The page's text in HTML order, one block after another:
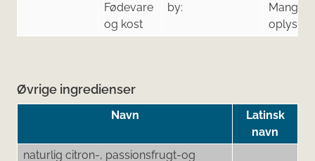
Fødevare
og kost
by:
Mangler
Øvrige ingredienser
Navn
Latinsk
navn
naturlig citron-, passionsfrugt-og